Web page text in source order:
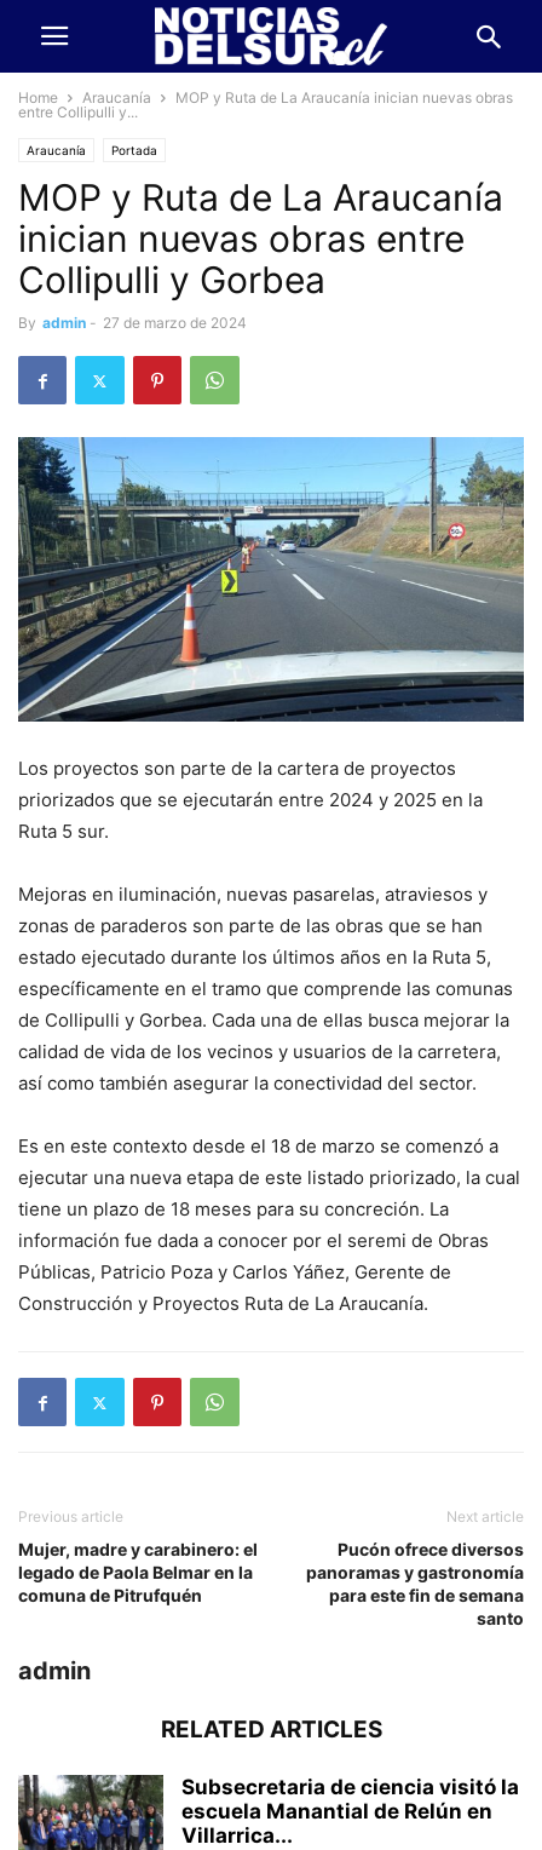
Home Araucanía
MOP y Ruta de La Araucanía inician nuevas obras
entre Collipulli y...
Araucanía Portada
MOP y Ruta de La Araucanía
inician nuevas obras entre
Collipulli y Gorbea
By admin - 27 de marzo de 2024
Los proyectos son parte de la cartera de proyectos
priorizados que se ejecutarán entre 2024 y 2025 en la
Ruta 5 sur.
Mejoras en iluminación, nuevas pasarelas, atraviesos y
zonas de paraderos son parte de las obras que se han
estado ejecutado durante los últimos años en la Ruta 5,
específicamente en el tramo que comprende las comunas
de Collipulli y Gorbea. Cada una de ellas busca mejorar la
calidad de vida de los vecinos y usuarios de la carretera,
así como también asegurar la conectividad del sector.
Es en este contexto desde el 18 de marzo se comenzó a
ejecutar una nueva etapa de este listado priorizado, la cual
tiene un plazo de 18 meses para su concreción. La
información fue dada a conocer por el seremi de Obras
Públicas, Patricio Poza y Carlos Yáñez, Gerente de
Construcción y Proyectos Ruta de La Araucanía.
Previous article
Mujer, madre y carabinero: el
legado de Paola Belmar en la
comuna de Pitrufquén
Next article
Pucón ofrece diversos
panoramas y gastronomía
para este fin de semana
santo
admin
RELATED ARTICLES
Subsecretaria de ciencia visitó la
escuela Manantial de Relún en
Villarrica...